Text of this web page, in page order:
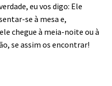
eu vos digo: Ele
se à mesa e,
chegue à meia-noite ou à
se assim os encontrar!